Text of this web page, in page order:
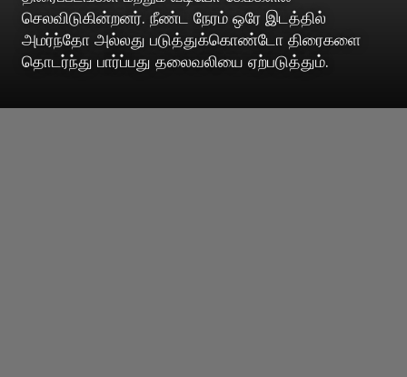
செலவிடுகின்றனர். நீண்ட நேரம் ஒரே இடத்தில்
அமர்ந்தோ அல்லது படுத்துக்கொண்டோ திரைகளை
தொடர்ந்து பார்ப்பது தலைவலியை ஏற்படுத்தும்.